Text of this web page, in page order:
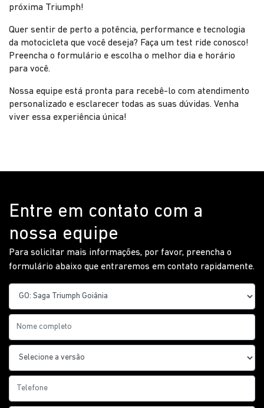
próxima Triumph!
Quer sentir de perto a potência, performance e tecnologia
da motocicleta que você deseja? Faça um test ride conosco!
Preencha o formulário e escolha o melhor dia e horário
para você.
Nossa equipe está pronta para recebê-lo com atendimento
personalizado e esclarecer todas as suas dúvidas. Venha
viver essa experiência única!
Entre em contato com a
nossa equipe
Para solicitar mais informações, por favor, preencha o
formulário abaixo que entraremos em contato rapidamente.